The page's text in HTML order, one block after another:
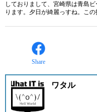
しておりまして、宮崎県は青島
ります。夕日が綺麗っすね。この
Share
ワタル